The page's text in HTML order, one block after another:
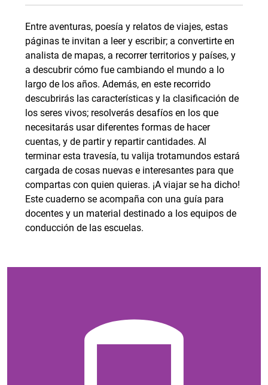
Entre aventuras, poesía y relatos de viajes, estas
páginas te invitan a leer y escribir; a convertirte en
analista de mapas, a recorrer territorios y países, y
a descubrir cómo fue cambiando el mundo a lo
largo de los años. Además, en este recorrido
descubrirás las características y la clasificación de
los seres vivos; resolverás desafíos en los que
necesitarás usar diferentes formas de hacer
cuentas, y de partir y repartir cantidades. Al
terminar esta travesía, tu valija trotamundos estará
cargada de cosas nuevas e interesantes para que
compartas con quien quieras. ¡A viajar se ha dicho!
Este cuaderno se acompaña con una guía para
docentes y un material destinado a los equipos de
conducción de las escuelas.